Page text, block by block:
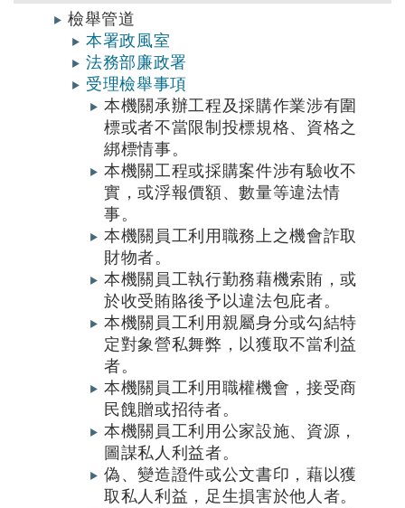
檢舉管道
本署政風室
法務部廉政署
受理檢舉事項
本機關承辦工程及採購作業涉有圍
標或者不當限制投標規格、資格之
綁標情事。
本機關工程或採購案件涉有驗收不
實，或浮報價額、數量等違法情
事。
本機關員工利用職務上之機會詐取
財物者。
本機關員工執行勤務藉機索賄，或
於收受賄賂後予以違法包庇者。
本機關員工利用親屬身分或勾結特
定對象營私舞弊，以獲取不當利益
者。
本機關員工利用職權機會，接受商
民餽贈或招待者。
本機關員工利用公家設施、資源，
圖謀私人利益者。
偽、變造證件或公文書印，藉以獲
取私人利益，足生損害於他人者。